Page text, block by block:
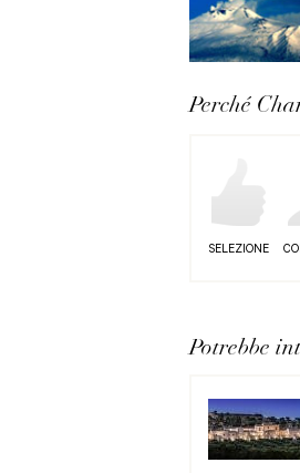
Perché
SELEZIONE
Potrebbe